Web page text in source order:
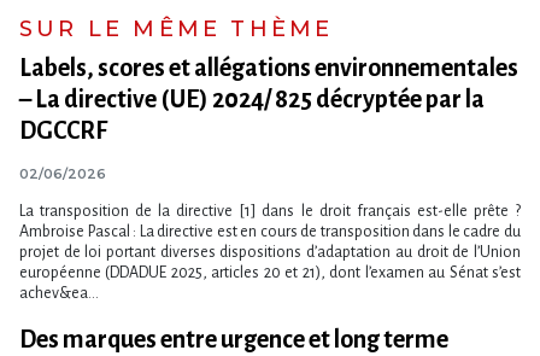
SUR LE MÊME THÈME
Labels, scores et allégations environnementales
– La directive (UE) 2024/ 825 décryptée par la
DGCCRF
02/06/2026
La transposition de la directive [1] dans le droit français est-elle prête ?
Ambroise Pascal : La directive est en cours de transposition dans le cadre du
projet de loi portant diverses dispositions d​‌’adaptation au droit de l​‌’Union
européenne (DDADUE 2025, articles 20 et 21), dont l’examen au Sénat s’est
achev&ea...
Des marques entre urgence et long terme